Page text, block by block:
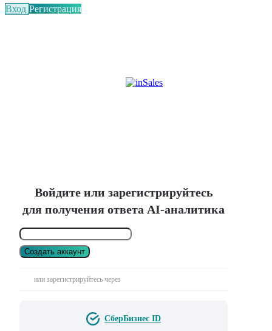
Вход Регистрация
Войдите или зарегистрируйтесь
для получения ответа AI-аналитика
Создать аккаунт
или зарегистрируйтесь через
СберБизнес ID